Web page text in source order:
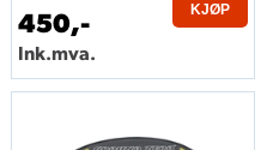
450,-
Ink.mva.
KJØP